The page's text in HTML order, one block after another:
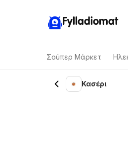
Fylladiomat
Σούπερ Μάρκετ
Κασέρι